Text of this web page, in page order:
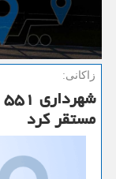
زاکانی:
مستقر کرد